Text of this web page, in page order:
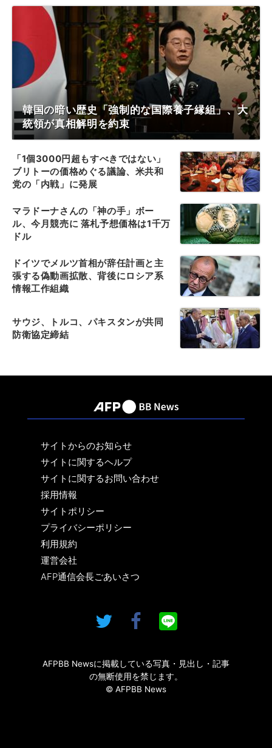
韓国の暗い歴史「強制的な国際養子縁組」、大
統領が真相解明を約束
「1個3000円超もすべきではない」
ブリトーの価格めぐる議論、米共和
党の「内戦」に発展
マラドーナさんの「神の手」ボー
ル、今月競売に 落札予想価格は1千万
ドル
ドイツでメルツ首相が辞任計画と主
張する偽動画拡散、背後にロシア系
情報工作組織
サウジ、トルコ、パキスタンが共同
防衛協定締結
サイトからのお知らせ
サイトに関するヘルプ
サイトに関するお問い合わせ
採用情報
サイトポリシー
プライバシーポリシー
利用規約
運営会社
AFP通信会長ごあいさつ
AFPBB Newsに掲載している写真・見出し・記事
の無断使用を禁じます。
© AFPBB News